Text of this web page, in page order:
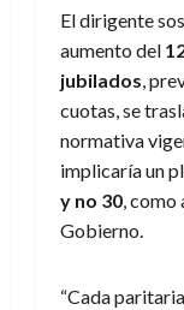
El dirigente
aumento del
jubilados,
cuotas, se
normativa
implicaría un
y no 30, como
Gobierno.
“Cada